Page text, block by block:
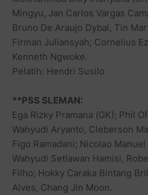
Mingyu, Jan Carlos Vargas
Bruno De Araujo Dybal, Tin
Firman Juliansyah; Cornelius
Kenneth Ngwoke.
Pelatih: Hendri Susilo
**PSS SLEMAN:
Ega Rizky Pramana (GK); Phil
Wahyudi Aryanto, Cleberson
Figo Ramadani; Nicolao
Wahyudi Setiawan Hamisi,
Filho; Hokky Caraka Bintang
Alves, Chang Jin Moon.